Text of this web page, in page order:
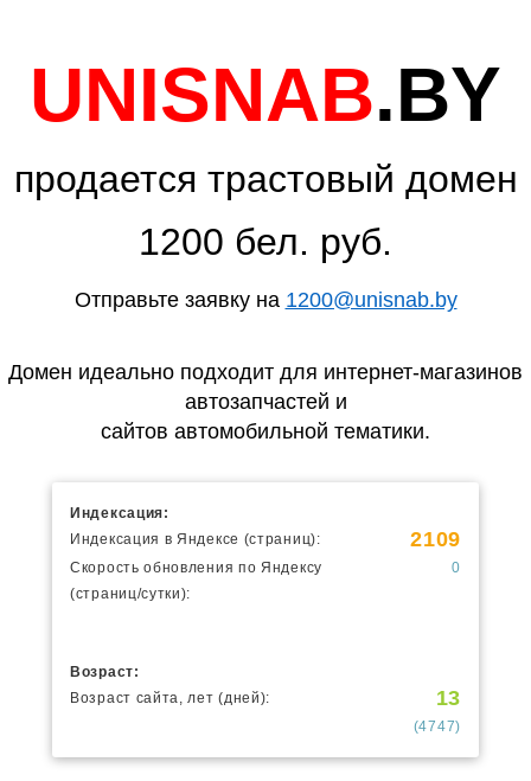
UNISNAB.BY
продается трастовый домен
1200 бел. руб.
Отправьте заявку на 1200@unisnab.by
Домен идеально подходит для интернет-магазинов
автозапчастей и
сайтов автомобильной тематики.
Индексация:
Индексация в Яндексе (страниц):
2109
Скорость обновления по Яндексу
(страниц/сутки):
0
Возраст:
Возраст сайта, лет (дней):
13
(4747)